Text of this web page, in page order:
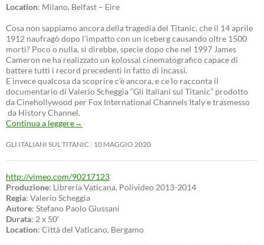
Location: Milano, Belfast – Eire
Cosa non sappiamo ancora della tragedia del Titanic, che il 14 aprile
1912 naufragò dopo l’impatto con un iceberg causando oltre 1500
morti? Poco o nulla, si direbbe, specie dopo che nel 1997 James
Cameron ne ha realizzato un kolossal cinematografico capace di
battere tutti i record precedenti in fatto di incassi.
E invece qualcosa da scoprire c’è ancora, e ce lo racconta il
documentario di Valerio Scheggia “Gli Italiani sul Titanic” prodotto
da Cinehollywood per Fox International Channels Italy e trasmesso
da History Channel.
Continua a leggere→
GLI ITALIANI SUL TITANIC 10 MAGGIO 2020
http://vimeo.com/90217123
Produzione: Libreria Vaticana, Polivideo 2013-2014
Regia: Valerio Scheggia
Autore: Stefano Paolo Giussani
Durata: 2 x 50′
Location: Città del Vaticano, Bergamo